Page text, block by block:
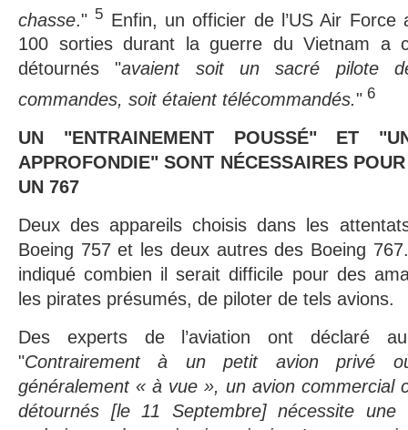
chasse ." 5 Enfin, un officier de l’US Air
100 sorties durant la guerre du Vietnam a
détournés "avaient soit un sacré pilote
commandes, soit étaient télécommandés." 6
UN "ENTRAINEMENT POUSSÉ" ET
APPROFONDIE" SONT NÉCESSAIRES
UN 767
Deux des appareils choisis dans les
Boeing 757 et les deux autres des Boeing
indiqué combien il serait difficile pour des
les pirates présumés, de piloter de tels avions.
Des experts de l’aviation ont déclaré
"Contrairement à un petit avion privé
généralement « à vue », un avion commercial
détournés [le 11 Septembre] nécessite une